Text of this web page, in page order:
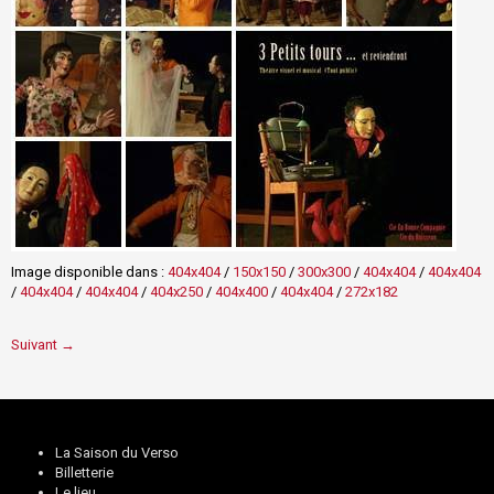
Image disponible dans : 404x404/ 150x150 / 300x300 / 404x404/ 404x404
/ 404x404/ 404x404/ 404x250 / 404x400 / 404x404/ 272x182
Suivant →
La Saison du Verso
Billetterie